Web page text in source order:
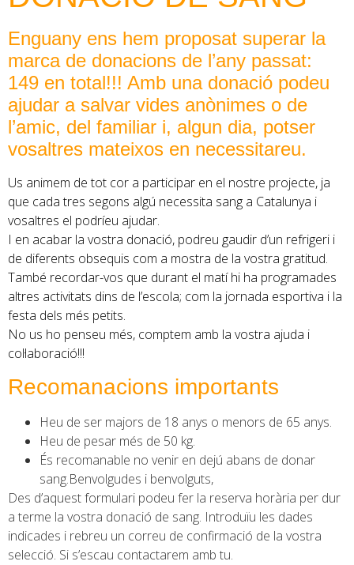
Enguany ens hem proposat superar la
marca de donacions de l’any passat:
149 en total!!! Amb una donació podeu
ajudar a salvar vides anònimes o de
l’amic, del familiar i, algun dia, potser
vosaltres mateixos en necessitareu.
Us animem de tot cor a participar en el nostre projecte, ja
que cada tres segons algú necessita sang a Catalunya i
vosaltres el podríeu ajudar.
I en acabar la vostra donació, podreu gaudir d’un refrigeri i
de diferents obsequis com a mostra de la vostra gratitud.
També recordar-vos que durant el matí hi ha programades
altres activitats dins de l’escola; com la jornada esportiva i la
festa dels més petits.
No us ho penseu més, comptem amb la vostra ajuda i
col·laboració!!!
Recomanacions importants
Heu de ser majors de 18 anys o menors de 65 anys.
Heu de pesar més de 50 kg.
És recomanable no venir en dejú abans de donar
sang.Benvolgudes i benvolguts,
Des d’aquest formulari podeu fer la reserva horària per dur
a terme la vostra donació de sang. Introduïu les dades
indicades i rebreu un correu de confirmació de la vostra
selecció. Si s’escau contactarem amb tu.